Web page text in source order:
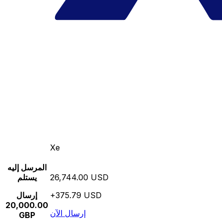
Xe
المرسل إليه
يستلم
إرسال
20,000.00
GBP
26,744.00 USD
+375.79 USD
إرسال الآن